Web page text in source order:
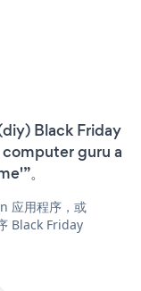
Black Friday
computer guru a
。
应用程序，或
Black Friday